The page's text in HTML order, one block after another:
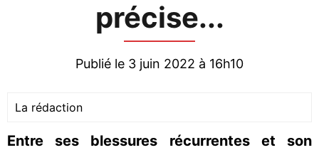
précise...
Publié le 3 juin 2022 à 16h10
La rédaction
Entre ses blessures récurrentes et son